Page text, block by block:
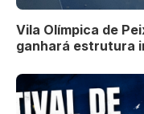
Vila Olímpica de
ganhará estrutura